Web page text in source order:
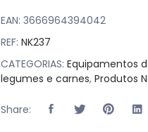
EAN: 3666964394042
REF: NK237
CATEGORIAS: Equipamentos
legumes e carnes, Produtos
Share: